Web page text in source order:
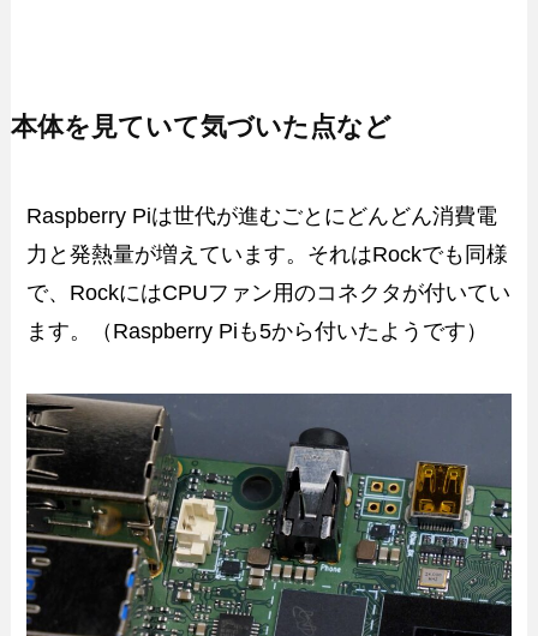
本体を見ていて気づいた点など
Raspberry Piは世代が進むごとにどんどん消費電
力と発熱量が増えています。それはRockでも同様
で、RockにはCPUファン用のコネクタが付いてい
ます。（Raspberry Piも5から付いたようです）